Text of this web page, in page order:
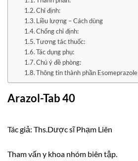
Chỉ định:
Liều lượng – Cách dùng
Chống chỉ định:
Tương tác thuốc:
Tác dụng phụ:
Chú ý đề phòng:
Thông tin thành phần Esomeprazole
Arazol-Tab 40
Tác giả: Ths.Dược sĩ Phạm Liên
Tham vấn y khoa nhóm biên tập.